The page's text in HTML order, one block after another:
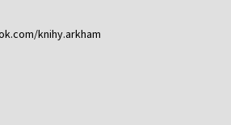
knihy.arkham